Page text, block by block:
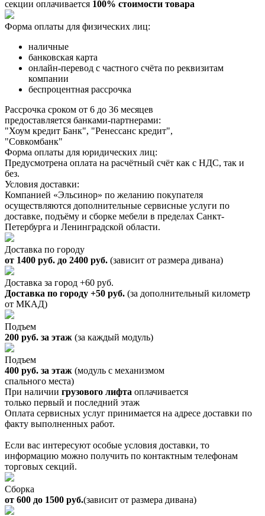
секции оплачивается 100% стоимости товара
Форма оплаты для физических лиц:
наличные
банковская карта
онлайн-перевод с частного счёта по реквизитам
компании
беспроцентная рассрочка
Рассрочка сроком от 6 до 36 месяцев
предоставляется банками-партнерами:
"Хоум кредит Банк", "Ренессанс кредит",
"Совкомбанк"
Форма оплаты для юридических лиц:
Предусмотрена оплата на расчётный счёт как с НДС, так и
без.
Условия доставки:
Компанией «Эльсинор» по желанию покупателя
осуществляются дополнительные сервисные услуги по
доставке, подъёму и сборке мебели в пределах Санкт-
Петербурга и Ленинградской области.
Доставка по городу
от 1400 руб. до 2400 руб. (зависит от размера дивана)
Доставка за город +60 руб.
Доставка по городу +50 руб. (за дополнительный километр
от МКАД)
Подъем
200 руб. за этаж (за каждый модуль)
Подъем
400 руб. за этаж (модуль с механизмом
спального места)
При наличии грузового лифта оплачивается
только первый и последний этаж
Оплата сервисных услуг принимается на адресе доставки по
факту выполненных работ.
Если вас интересуют особые условия доставки, то
информацию можно получить по контактным телефонам
торговых секций.
Сборка
от 600 до 1500 руб.(зависит от размера дивана)